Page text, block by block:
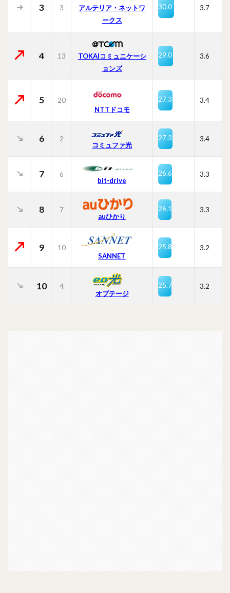
3 3
アルテリア・ネットワ
ークス
30.0 3.7
4 13
TOKAIコミュニケーシ
ョンズ
29.0 3.6
5
20
NTTドコモ
27.3 3.4
6 2
コミュファ光
27.3 3.4
7 6
bit-drive
26.6 3.3
8
7
auひかり
26.1 3.3
9
10
SANNET
25.8 3.2
10
4
オプテージ
25.7 3.2